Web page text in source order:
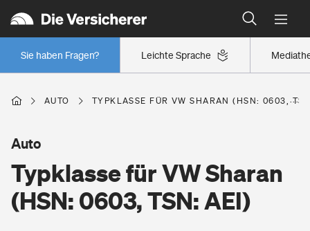
Leichte Sprache
Sie haben Fragen?
Wer versichert was: Jetzt Versicherer finden
Regionalklassen: So ist Ihre Region eingestuft
Wer versichert was: Jetzt Versicherer finden
Berufsunfähigkeitsversicherung
Erwerbsunfähigkeitsversicherung
Wohnen
AUTO TYPKLASSE FÜR VW SHARAN (HSN: 0603,
Typklasse für VW Sharan
(HSN: 0603, TSN: AEI)
Auto